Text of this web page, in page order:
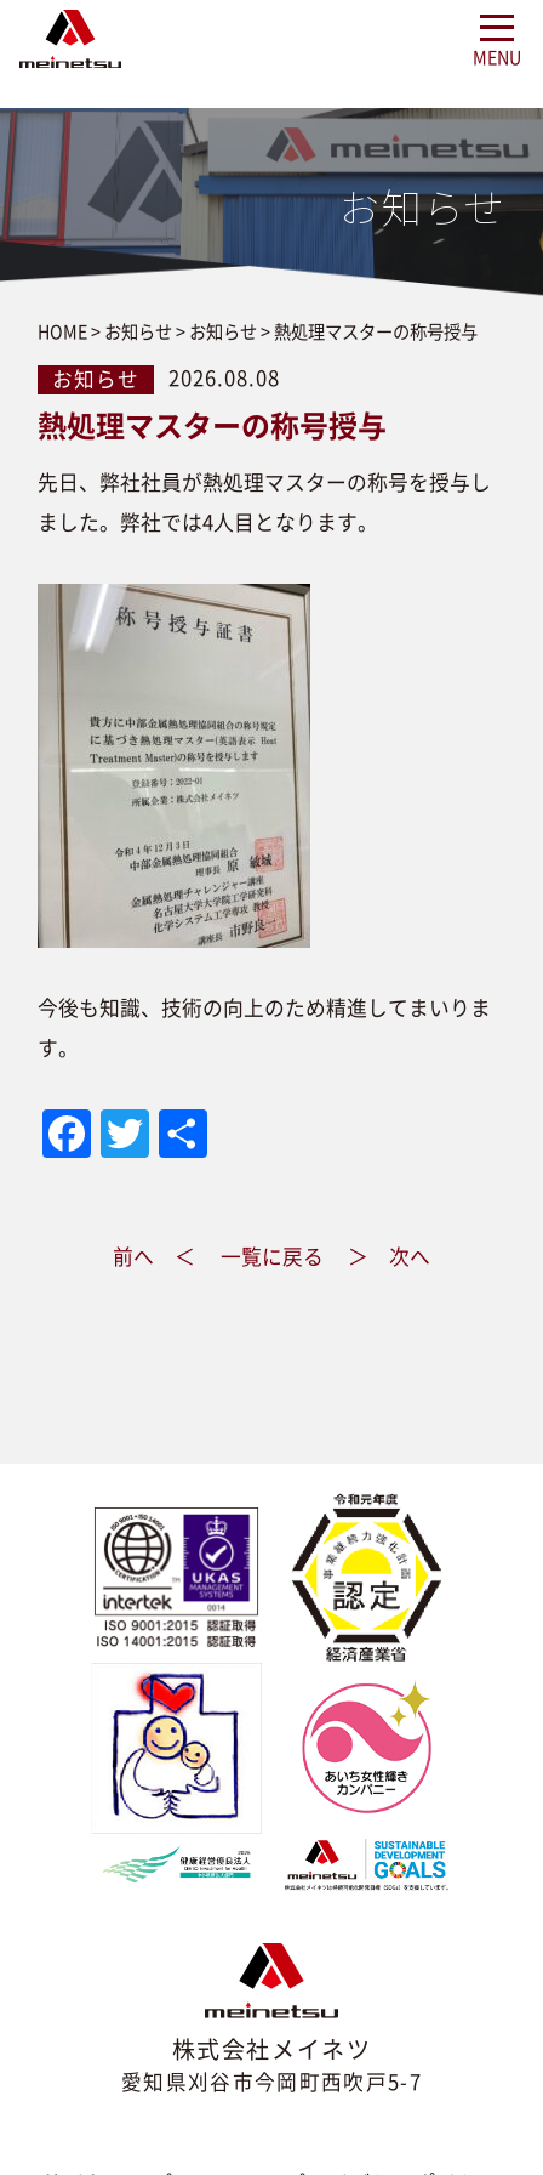
お知らせ
HOME > お知らせ > お知らせ >熱処理マスターの称号授与
お知らせ 2026.08.08
熱処理マスターの称号授与
先日、弊社社員が熱処理マスターの称号を授与し
ました。弊社では4人目となります。
今後も知識、技術の向上のため精進してまいりま
す。
Fa
ok
T
前へ ＜ 一覧に戻る ＞ 次へ
株式会社メイネツ
愛知県刈谷市今岡町西吹戸5-7